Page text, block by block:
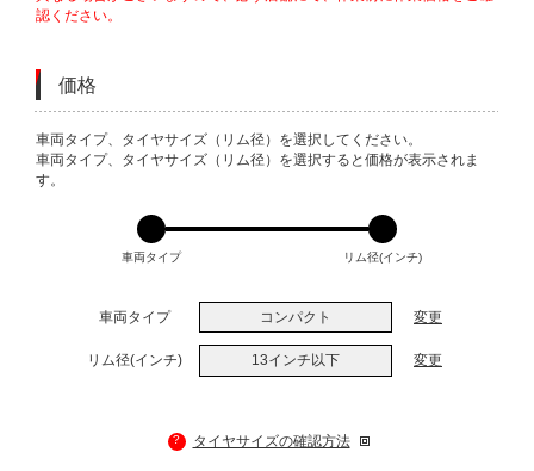
認ください。
価格
VARIATIONS
車両タイプ、タイヤサイズ（リム径）を選択してください。
車両タイプ、タイヤサイズ（リム径）を選択すると価格が表示されま
す。
車両タイプ リム径(インチ)
車両タイプ コンパクト 変更
リム径(インチ) 13インチ以下 変更
? タイヤサイズの確認方法